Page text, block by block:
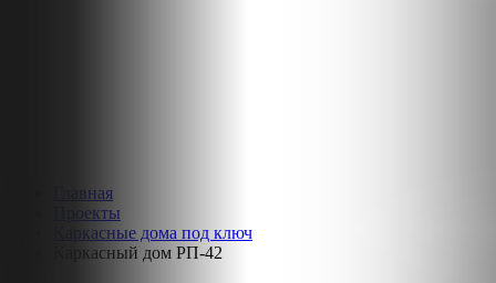
Главная
Проекты
Каркасные дома под ключ
Каркасный дом РП-42